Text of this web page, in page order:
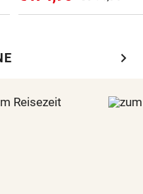
chevron_right